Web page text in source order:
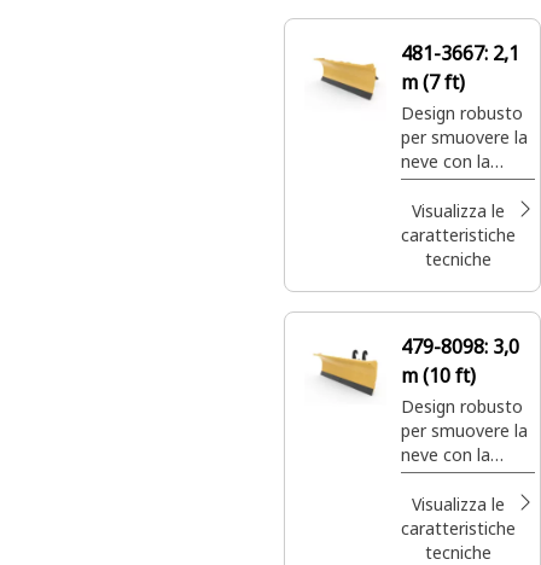
481-3667: 2,1
m (7 ft)
Design robusto
per smuovere la
neve con la
massima
efficienza e
potenza.
Visualizza le
caratteristiche
tecniche
479-8098: 3,0
m (10 ft)
Design robusto
per smuovere la
neve con la
massima
efficienza e
potenza.
Visualizza le
caratteristiche
tecniche